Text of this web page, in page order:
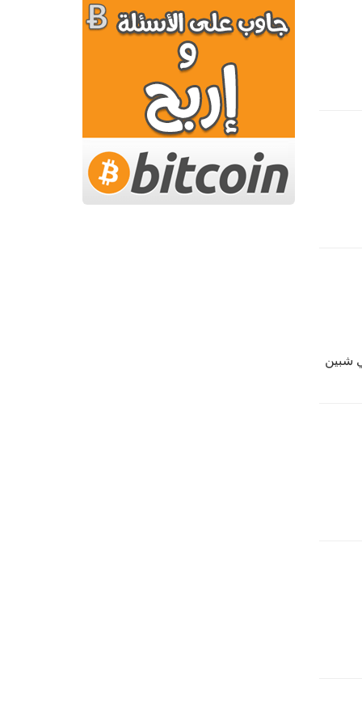
المعروف بـ"مصطفى محمود" - كاتب وطبيب وأديب - ولد في 25 ديسمبر 1921 في شبين